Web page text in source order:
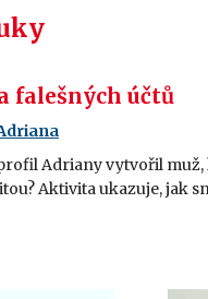
falešných účtů
Adriany vytvořil
Aktivita ukazuje, jak